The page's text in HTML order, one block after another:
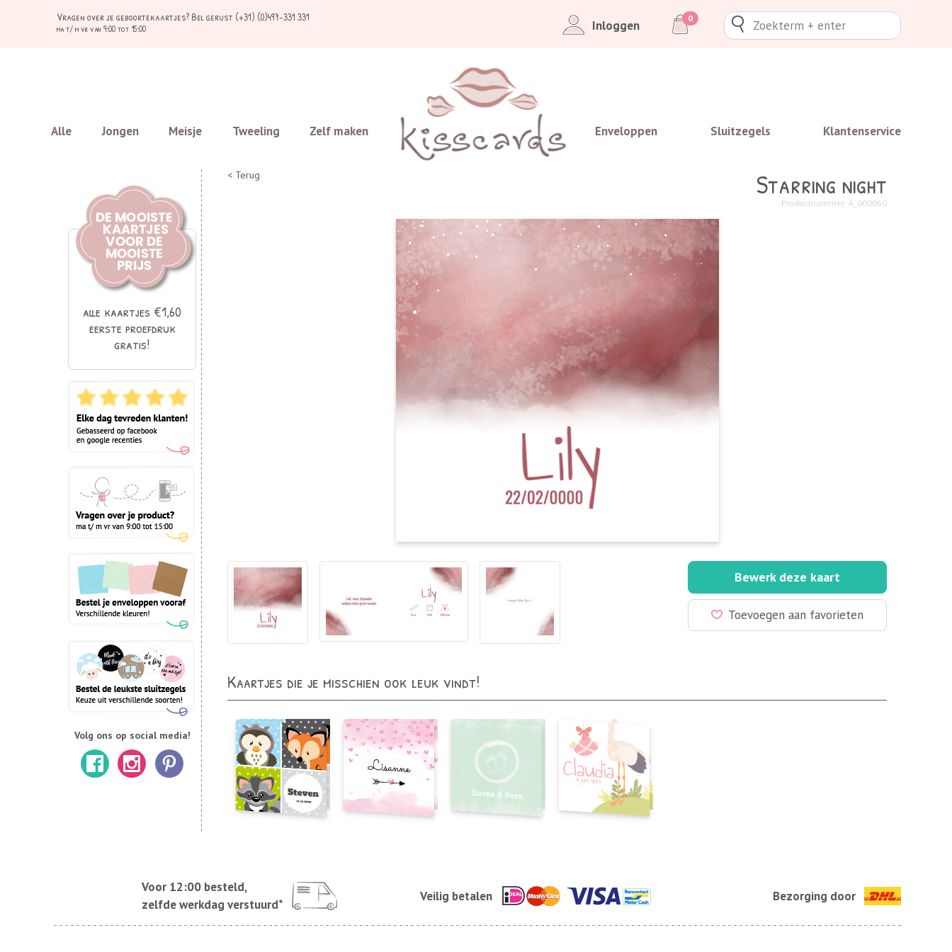
Vragen over je geboortekaartjes? Bel gerust (+31) (0)497-331 331
ma t/ m vr van 9:00 tot 15:00 Inloggen 0
Alle Jongen Meisje Tweeling Zelf maken Enveloppen Sluitzegels Klantenservice
alle kaartjes €1,60
eerste proefdruk
gratis!
Volg ons op social media!
< Terug Starring night
Productnummer: A_000060
Bewerk deze kaart
Toevoegen aan favorieten
Kaartjes die je misschien ook leuk vindt!
Voor 12:00 besteld,
zelfde werkdag verstuurd*
Veilig betalen Bezorging door